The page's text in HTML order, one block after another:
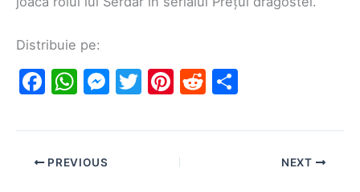
Distribuie pe:
F
c
e
W
at
s
M
s
T
itt
Pi
er
e
R
d ar
PREVIOUS NEXT